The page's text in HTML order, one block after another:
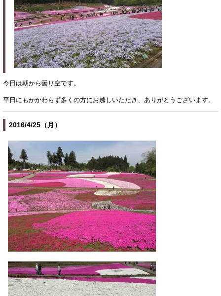
今日は朝から曇り空です。
平日にもかかわらず多くの方にお越しいただき、ありがとうございます。
2016/4/25（月）